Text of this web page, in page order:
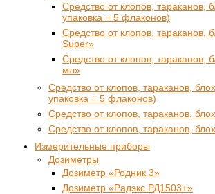
Средство от клопов, тараканов,
упаковка = 5 флаконов)
Средство от клопов, тараканов,
Super»
Средство от клопов, тараканов,
мл»
Средство от клопов, тараканов,
упаковка = 5 флаконов)
Средство от клопов, тараканов,
Средство от клопов, тараканов,
Измерительные приборы
Дозиметры
Дозиметр «Родник 3»
Дозиметр «Радэкс РД1503+»